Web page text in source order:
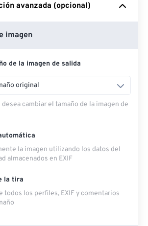
OneDrive
URL
avanzada (opcional)
imagen
de la imagen de salida
original
cambiar el tamaño de la imagen de
la imagen utilizando los datos del
almacenados en EXIF
la tira
todos los perfiles, EXIF ​​y comentarios